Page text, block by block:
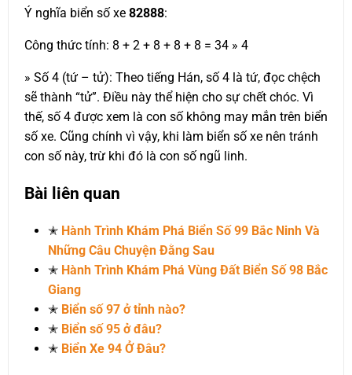
Ý nghĩa biển số xe 82888:
Công thức tính: 8 + 2 + 8 + 8 + 8 = 34 » 4
» Số 4 (tứ – tử): Theo tiếng Hán, số 4 là tứ, đọc chệch
sẽ thành “tử”. Điều này thể hiện cho sự chết chóc. Vì
thế, số 4 được xem là con số không may mắn trên biển
số xe. Cũng chính vì vậy, khi làm biển số xe nên tránh
con số này, trừ khi đó là con số ngũ linh.
Bài liên quan
✭ Hành Trình Khám Phá Biển Số 99 Bắc Ninh Và
Những Câu Chuyện Đằng Sau
✭ Hành Trình Khám Phá Vùng Đất Biển Số 98 Bắc
Giang
✭ Biển số 97 ở tỉnh nào?
✭ Biển số 95 ở đâu?
✭ Biển Xe 94 Ở Đâu?